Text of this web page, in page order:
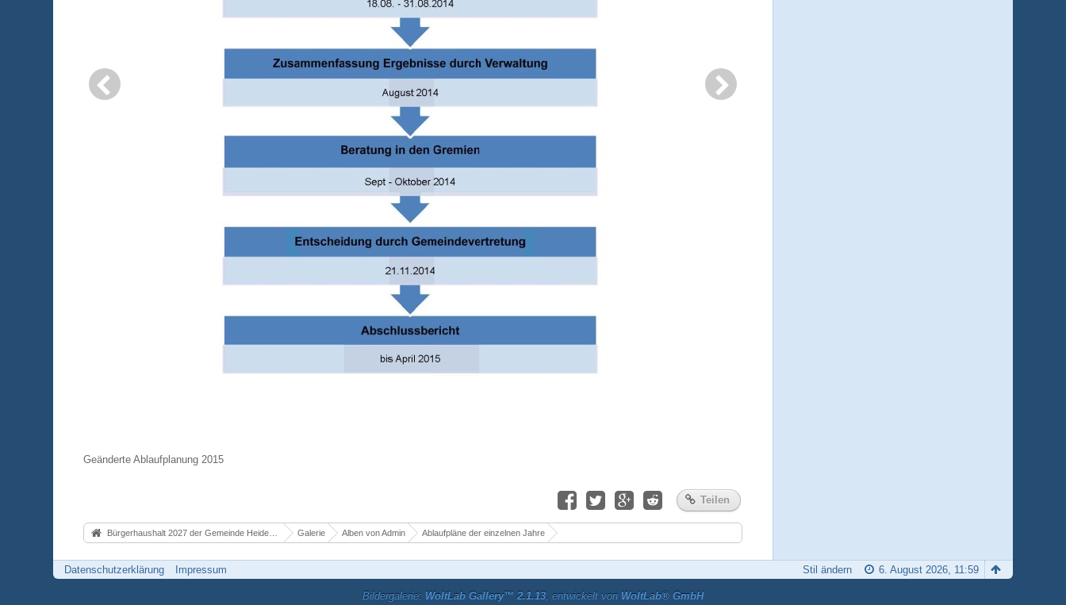
Geänderte Ablaufplanung 2015
Teilen
Bürgerhaushalt 2027 der Gemeinde Heidenrod Galerie Alben von Admin Ablaufpläne der einzelnen Jahre
Datenschutzerklärung Impressum 6. August 2026, 11:59
Stil ändern
Bildergalerie: WoltLab Gallery™ 2.1.13, entwickelt von WoltLab® GmbH